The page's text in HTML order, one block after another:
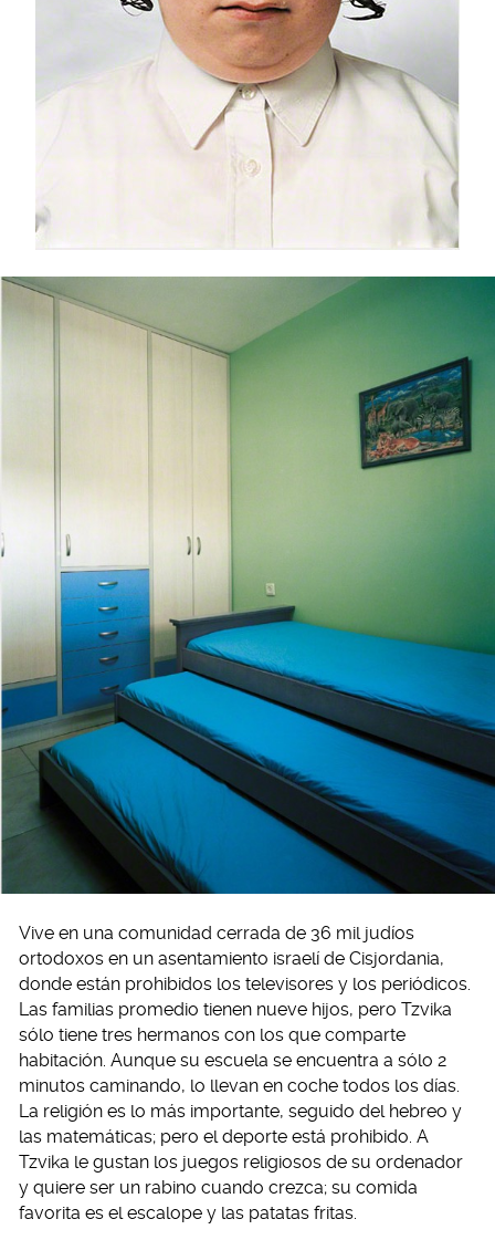
Vive en una comunidad cerrada de 36 mil judíos
ortodoxos en un asentamiento israelí de Cisjordania,
donde están prohibidos los televisores y los periódicos.
Las familias promedio tienen nueve hijos, pero Tzvika
sólo tiene tres hermanos con los que comparte
habitación. Aunque su escuela se encuentra a sólo 2
minutos caminando, lo llevan en coche todos los días.
La religión es lo más importante, seguido del hebreo y
las matemáticas; pero el deporte está prohibido. A
Tzvika le gustan los juegos religiosos de su ordenador
y quiere ser un rabino cuando crezca; su comida
favorita es el escalope y las patatas fritas.